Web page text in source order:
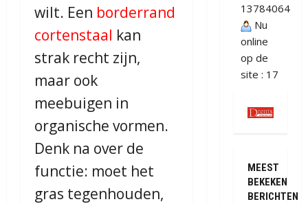
wilt. Een borderrand
cortenstaal kan
strak recht zijn,
maar ook
meebuigen in
organische vormen.
Denk na over de
functie: moet het
gras tegenhouden,
13784064
Nu
online
op de
site : 17
MEEST
BEKEKEN
BERICHTEN